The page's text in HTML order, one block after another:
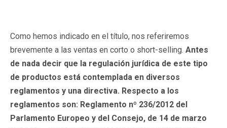
Como hemos indicado en el título, nos referiremos
brevemente a las ventas en corto o short-selling. Antes
de nada decir que la regulación jurídica de este tipo
de productos está contemplada en diversos
reglamentos y una directiva. Respecto a los
reglamentos son: Reglamento nº 236/2012 del
Parlamento Europeo y del Consejo, de 14 de marzo